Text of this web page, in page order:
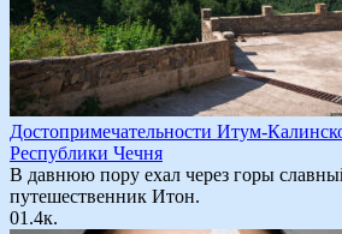
Достопримечательности Итум-
Республики Чечня
В давнюю пору ехал через горы
путешественник Итон.
01.4к.